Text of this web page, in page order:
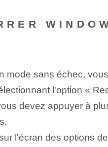
mode sans échec,
l'option «
devez appuyer à
l'écran des options